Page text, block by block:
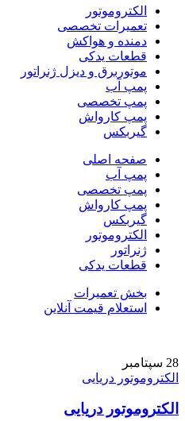
الکتروموتور
تعمیرات تخصصی
دمنده و هواکش
قطعات یدکی
موتوربرق و دیزل ژنراتور
پمپ آب
پمپ تخصصی
پمپ کارواش
گیربکس
صفحه اصلی
پمپ آب
پمپ تخصصی
پمپ کارواش
گیربکس
الکتروموتور
ژنراتور
قطعات یدکی
بخش تعمیرات
استعلام قیمت آنلاین
28 سپتامبر
الکتروموتور دریایی
الکتروموتور دریایی